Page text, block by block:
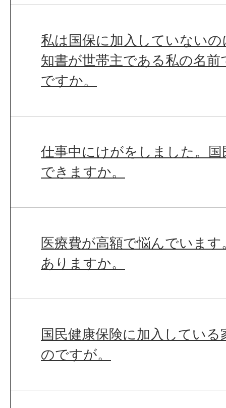
私は国保に加入していない
知書が世帯主である私の名
ですか。
仕事中にけがをしました。
できますか。
医療費が高額で悩んでいま
ありますか。
国民健康保険に加入してい
のですが。